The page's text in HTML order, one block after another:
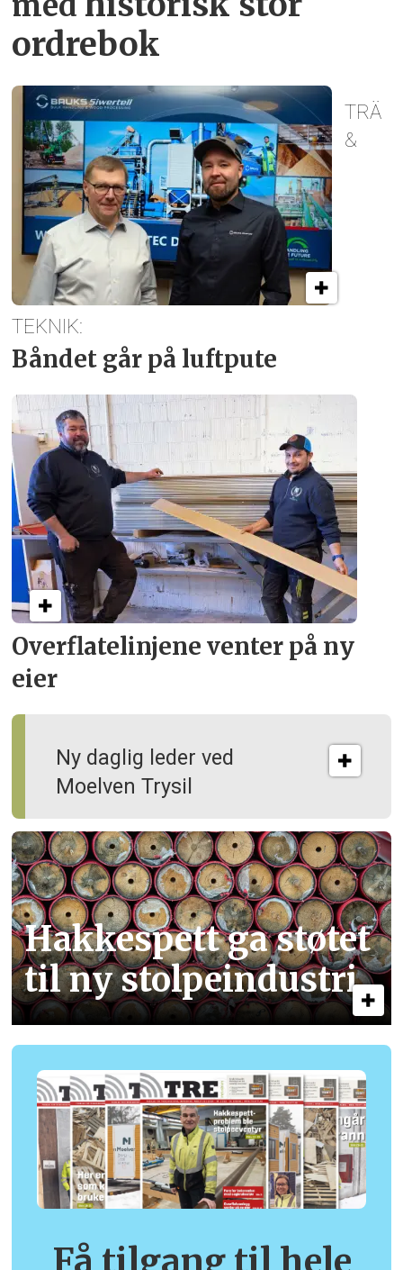
ordrebok
Overflate­linjene venter på ny
eier
Ny daglig leder ved
Moelven Trysil
TRÄ
&
TEKNIK:
Båndet går på luftpute
Hakkespett ga støtet
til ny stolpe­industri
Få tilgang til hele